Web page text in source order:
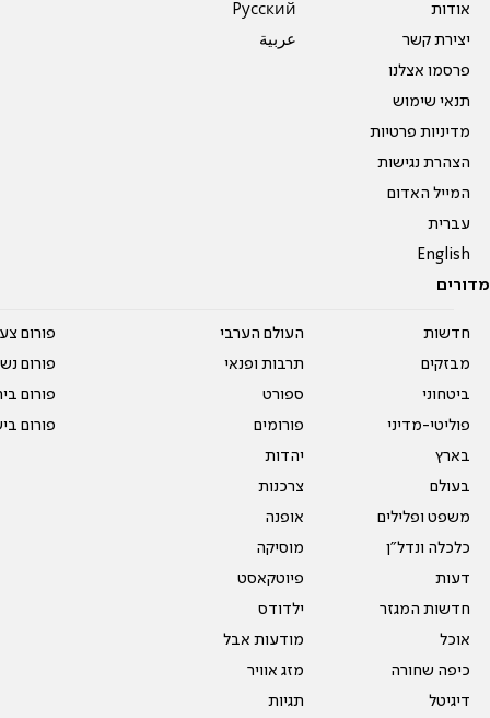
אודות
יצירת קשר
פרסמו אצלנו
תנאי שימוש
מדיניות פרטיות
הצהרת נגישות
המייל האדום
עברית
English
Pусский
عربية
מדורים
חדשות
מבזקים
ביטחוני
פוליטי-מדיני
בארץ
בעולם
משפט ופלילים
כלכלה ונדל"ן
דעות
חדשות המגזר
אוכל
כיפה שחורה
דיגיטל
העולם הערבי
תרבות ופנאי
ספורט
פורומים
יהדות
צרכנות
אופנה
מוסיקה
פיוטקאסט
ילדודס
מודעות אבל
מזג אוויר
תגיות
פורום
פורום
פורום
פורום